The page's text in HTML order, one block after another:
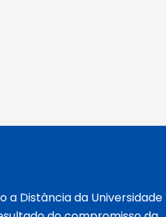
a Distância da Universidade